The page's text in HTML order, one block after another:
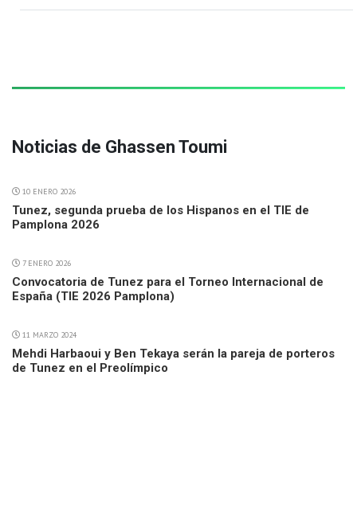
Noticias de Ghassen Toumi
10 ENERO 2026
Tunez, segunda prueba de los Hispanos en el TIE de
Pamplona 2026
7 ENERO 2026
Convocatoria de Tunez para el Torneo Internacional de
España (TIE 2026 Pamplona)
11 MARZO 2024
Mehdi Harbaoui y Ben Tekaya serán la pareja de porteros
de Tunez en el Preolímpico